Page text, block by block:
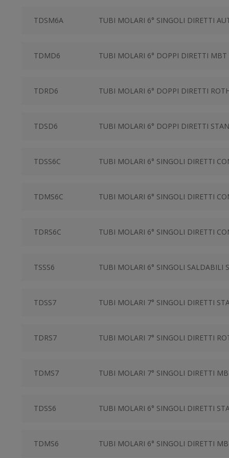
TDSM6A TUBI MOLARI 6° SINGOLI DIRETTI
TDMD6 TUBI MOLARI 6° DOPPI DIRETTI MBT
TDRD6 TUBI MOLARI 6° DOPPI DIRETTI
TDSD6 TUBI MOLARI 6° DOPPI DIRETTI
TDSS6C TUBI MOLARI 6° SINGOLI DIRETTI
TDMS6C TUBI MOLARI 6° SINGOLI DIRETTI
TDRS6C TUBI MOLARI 6° SINGOLI DIRETTI
TSSS6 TUBI MOLARI 6° SINGOLI SALDABILI
TDSS7 TUBI MOLARI 7° SINGOLI DIRETTI
TDRS7 TUBI MOLARI 7° SINGOLI DIRETTI
TDMS7 TUBI MOLARI 7° SINGOLI DIRETTI
TDSS6 TUBI MOLARI 6° SINGOLI DIRETTI
TDMS6 TUBI MOLARI 6° SINGOLI DIRETTI